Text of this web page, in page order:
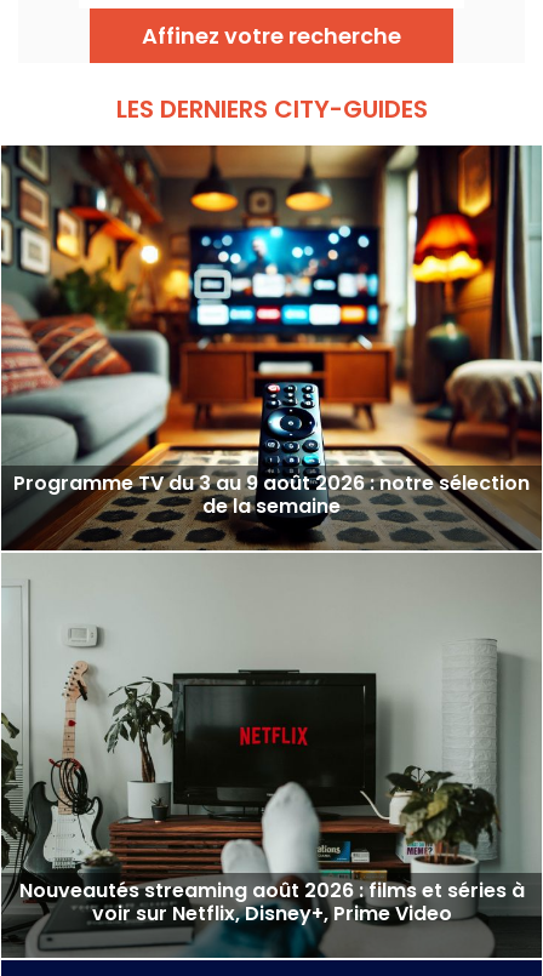
Affinez votre recherche
LES DERNIERS CITY-GUIDES
Programme TV du 3 au 9 août 2026 : notre sélection
de la semaine
Nouveautés streaming août 2026 : films et séries à
voir sur Netflix, Disney+, Prime Video